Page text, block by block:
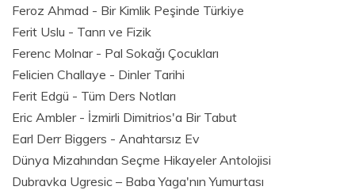
Feroz Ahmad - Bir Kimlik Peşinde Türkiye
Ferit Uslu - Tanrı ve Fizik
Ferenc Molnar - Pal Sokağı Çocukları
Felicien Challaye - Dinler Tarihi
Ferit Edgü - Tüm Ders Notları
Eric Ambler - İzmirli Dimitrios'a Bir Tabut
Earl Derr Biggers - Anahtarsız Ev
Dünya Mizahından Seçme Hikayeler Antolojisi
Dubravka Ugresic – Baba Yaga'nın Yumurtası